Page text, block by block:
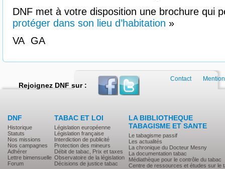
DNF met à votre disposition une brochure qui
protéger dans son lieu d’habitation »
VA GA
Rejoignez DNF sur :
DNF
Historique
Statuts
Nos missions
Nos campagnes
Adhérer
Lettre bimensuelle
Forum
TABAC ET LOI
Législation européenne
Législation française
Interdiction de publicité
Protection des mineurs
Débit de tabac, Prix et taxes
Observatoire de la législation
Décisions de justice tabac
LA BIBLIOTHEQUE
TABAGISME ET SANTE
Le tabagisme passif
Les actualités
La chronique du Docteur Mesny
La documentation tabac
Médiathèque pour le contrôle du tabac
Centre de ressources et études sur le
Contact